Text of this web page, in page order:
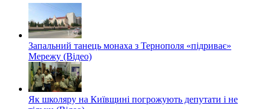
Запальний танець монаха з Тернополя «підриває»
Мережу (Відео)
Як школяру на Київщині погрожують депутати і не